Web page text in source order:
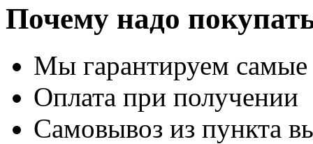
Почему надо
Мы гарантируем
Оплата при получении
Самовывоз из пункта